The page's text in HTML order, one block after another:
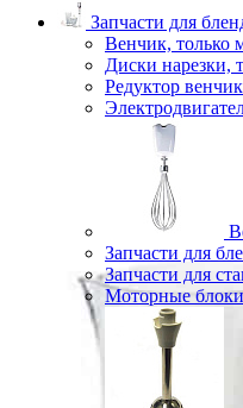
Запчасти для
Венчик, только
Диски нарезки,
Редуктор
Запчасти для
Запчасти для
Моторные